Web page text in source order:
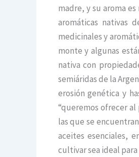
madre, y su aroma
aromáticas nativas
medicinales y
monte y algunas
nativa con
semiáridas de la
erosión genética y
“queremos ofrecer
las que se
aceites esenciales,
cultivar sea ideal